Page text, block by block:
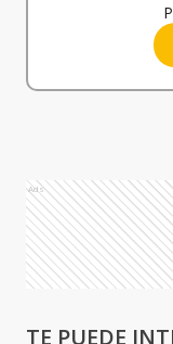
Ads
TE PUEDE